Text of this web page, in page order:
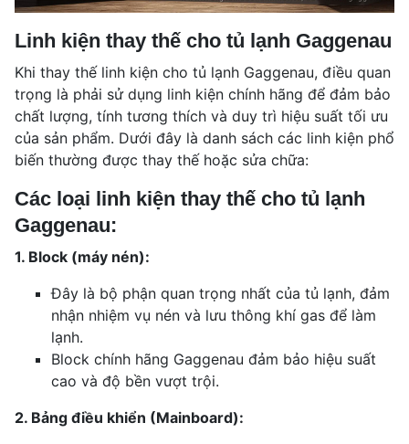
Linh kiện thay thế cho tủ lạnh Gaggenau
Khi thay thế linh kiện cho tủ lạnh Gaggenau, điều quan
trọng là phải sử dụng linh kiện chính hãng để đảm bảo
chất lượng, tính tương thích và duy trì hiệu suất tối ưu
của sản phẩm. Dưới đây là danh sách các linh kiện phổ
biến thường được thay thế hoặc sửa chữa:
Các loại linh kiện thay thế cho tủ lạnh
Gaggenau:
1. Block (máy nén):
Đây là bộ phận quan trọng nhất của tủ lạnh, đảm
nhận nhiệm vụ nén và lưu thông khí gas để làm
lạnh.
Block chính hãng Gaggenau đảm bảo hiệu suất
cao và độ bền vượt trội.
2. Bảng điều khiển (Mainboard):